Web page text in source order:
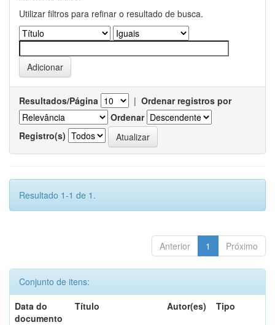
Utilizar filtros para refinar o resultado de busca.
Resultados/Página | Ordenar registros por
Ordenar
Registro(s)
Resultado 1-1 de 1.
Anterior 1 Próximo
Conjunto de itens:
Data do
documento
Título Autor(es) Tipo